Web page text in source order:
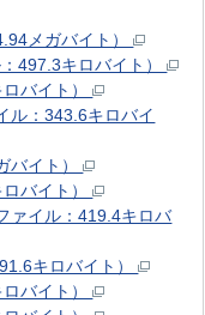
メガバイト）
キロバイト）
バイト）
：343.6キロバイ
バイト）
バイト）
ァイル：419.4キロバ
キロバイト）
バイト）